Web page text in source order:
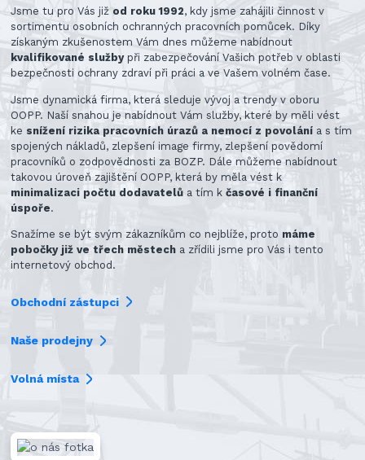
Jsme tu pro Vás již od roku 1992, kdy jsme zahájili činnost v
sortimentu osobních ochranných pracovních pomůcek. Díky
získaným zkušenostem Vám dnes můžeme nabídnout
kvalifikované službypři zabezpečování Vašich potřeb v oblasti
bezpečnosti ochrany zdraví při práci a ve Vašem volném čase.
Jsme dynamická firma, která sleduje vývoj a trendy v oboru
OOPP. Naší snahou je nabídnout Vám služby, které by měli vést
ke snížení rizika pracovních úrazů a nemocí z povolání a s tím
spojených nákladů, zlepšení image firmy, zlepšení povědomí
pracovníků o zodpovědnosti za BOZP. Dále můžeme nabídnout
takovou úroveň zajištění OOPP, která by měla vést k
minimalizaci počtu dodavatelů a tím kčasové i finanční
úspoře.
Snažíme se být svým zákazníkům co nejblíže, proto máme
pobočky již ve třech městech a zřídili jsme pro Vás i tento
internetový obchod.
Obchodní zástupci
Naše prodejny
Volná místa